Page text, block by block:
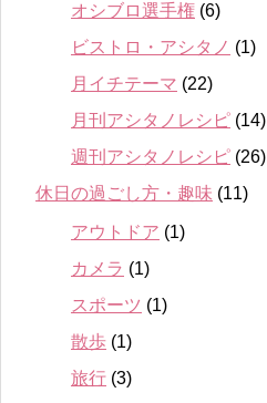
オシブロ選手権 (6)
ビストロ・アシタノ (1)
月イチテーマ (22)
月刊アシタノレシピ (14)
週刊アシタノレシピ (26)
休日の過ごし方・趣味 (11)
アウトドア (1)
カメラ (1)
スポーツ (1)
散歩 (1)
旅行 (3)